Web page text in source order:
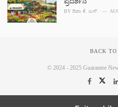
BY ದಿಶಾ ಕೆ. ಎಸ್.
BACK TO
© 2024 - 2025 Guarantee